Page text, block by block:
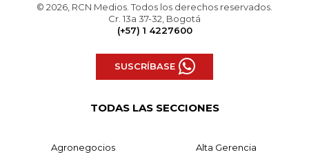
© 2026, RCN Medios. Todos los derechos reservados.
Cr. 13a 37-32, Bogotá
(+57) 1 4227600
SUSCRÍBASE
TODAS LAS SECCIONES
Agronegocios Alta Gerencia